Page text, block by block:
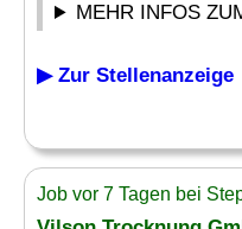
MEHR INFOS
▶ Zur Stellenanzeige
Job vor 7 Tagen bei